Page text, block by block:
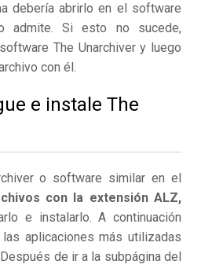
debería abrirlo en el software
admite. Si esto no sucede,
The Unarchiver y luego
con él.
e instale The
o software similar en el
con la extensión ALZ,
e instalarlo. A continuación
aplicaciones más utilizadas
de ir a la subpágina del